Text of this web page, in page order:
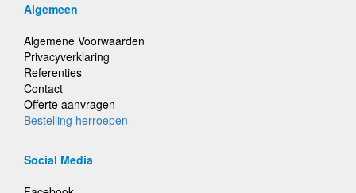
Algemeen
Algemene Voorwaarden
Privacyverklaring
Referenties
Contact
Offerte aanvragen
Bestelling herroepen
Social Media